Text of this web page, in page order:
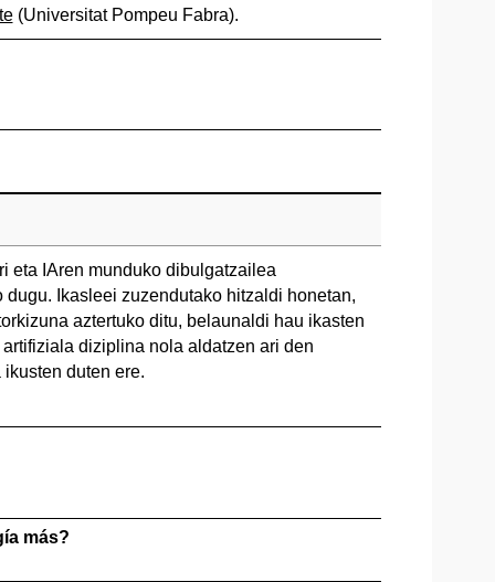
(Universitat Pompeu Fabra).
eta IAren munduko dibulgatzailea
dugu. Ikasleei zuzendutako hitzaldi honetan,
aztertuko ditu, belaunaldi hau ikasten
diziplina nola aldatzen ari den
duten ere.
más?